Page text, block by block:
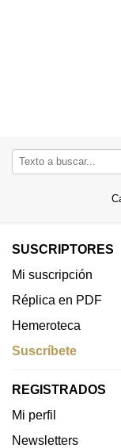
SUSCRIPTORES
Mi suscripción
Réplica en PDF
Hemeroteca
Suscríbete
REGISTRADOS
Mi perfil
Newsletters